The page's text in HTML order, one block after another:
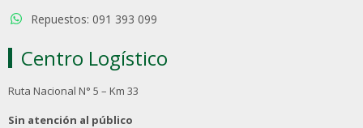
Repuestos: 091 393 099
Centro Logístico
Ruta Nacional N° 5 – Km 33
Sin atención al público